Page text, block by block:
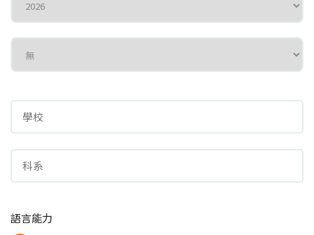
語言能力